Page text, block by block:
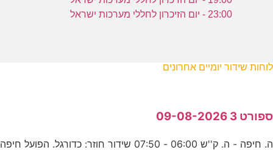
23:00 - יום הזיכרון לחללי מערכות ישראל
לוחות שידור יומיים אחרונים
ספורט 3 09-08-2026
ה. חיפה - ה. ק''ש 06:00 - 07:50 שידור חוזר: כדורגל. הפועל חיפה